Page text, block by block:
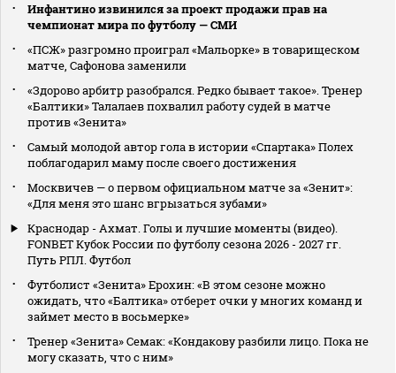
Инфантино извинился за проект продажи прав на
чемпионат мира по футболу — СМИ
«ПСЖ» разгромно проиграл «Мальорке» в товарищеском
матче, Сафонова заменили
«Здорово арбитр разобрался. Редко бывает такое». Тренер
«Балтики» Талалаев похвалил работу судей в матче
против «Зенита»
Самый молодой автор гола в истории «Спартака» Полех
поблагодарил маму после своего достижения
Москвичев — о первом официальном матче за «Зенит»:
«Для меня это шанс вгрызаться зубами»
Краснодар - Ахмат. Голы и лучшие моменты (видео).
FONBET Кубок России по футболу сезона 2026 - 2027 гг.
Путь РПЛ. Футбол
Футболист «Зенита» Ерохин: «В этом сезоне можно
ожидать, что «Балтика» отберет очки у многих команд и
займет место в восьмерке»
Тренер «Зенита» Семак: «Кондакову разбили лицо. Пока не
могу сказать, что с ним»